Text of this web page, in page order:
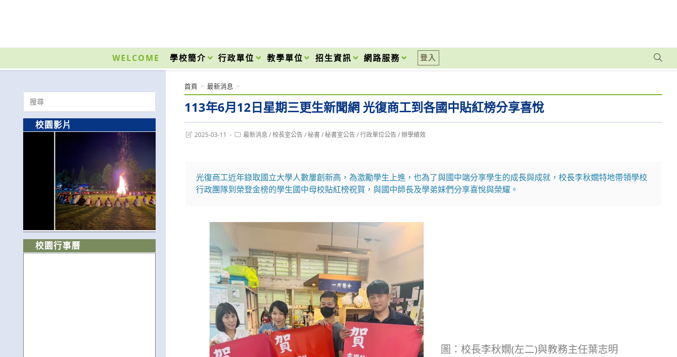
內
WELCOME 學校簡介 行政單位 教學單位 招生資訊 網路服務 登入
113年6月12日星期三更生新聞網 光復商工到各國中貼紅榜分享喜悅
首頁 > 最新消息 >
Post2025-03-11
Post最新消息 / 校長室公告 / 秘書 / 秘書室公告 / 行政單位公告 / 辦學績效
光復商工近年錄取國立大學人數屢創新高，為激勵學生上進，也為了與國中端分享學生的成長與成就，校長李秋嫺特地帶領學校
行政團隊到榮登金榜的學生國中母校貼紅榜祝賀，與國中師長及學弟妹們分享喜悅與榮耀。
圖：校長李秋嫺(左二)與教務主任葉志明
Search
for:
校園影片
校園行事曆